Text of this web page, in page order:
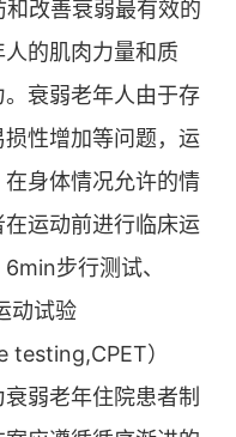
改善衰弱最有效的
的肌肉力量和质
衰弱老年人由于存
性增加等问题，运
身体情况允许的情
运动前进行临床运
步行测试、
动试验
testing,CPET）
弱老年住院患者制